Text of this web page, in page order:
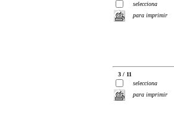
selecciona
para imprimir
3 / 11
selecciona
para imprimir